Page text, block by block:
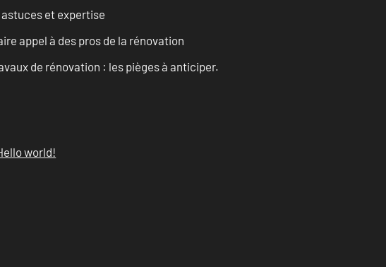
et expertise
appel à des pros de la rénovation
de rénovation : les pièges à anticiper.
world!